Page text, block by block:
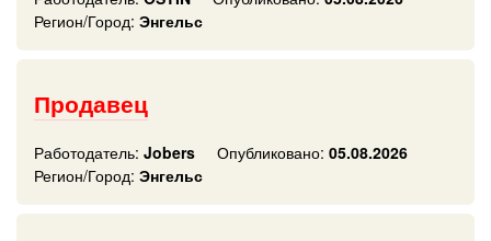
Регион/Город: Энгельс
Продавец
Работодатель: Jobers Опубликовано: 05.08.2026
Регион/Город: Энгельс